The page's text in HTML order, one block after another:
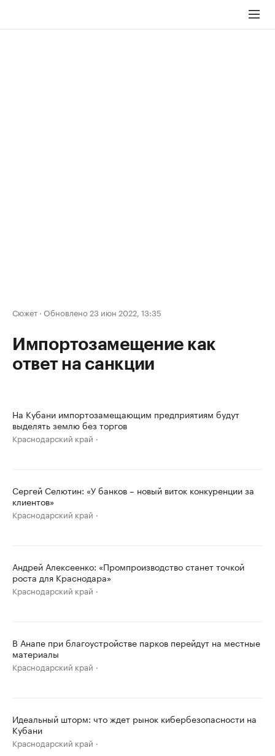
Сюжет · Обновлено 23 июн 2022, 13:35
Импортозамещение как
ответ на санкции
На Кубани импортозамещающим предприятиям будут
выделять землю без торгов
Краснодарский край
Сергей Селютин: «У банков – новый виток конкуренции за
клиентов»
Краснодарский край
Андрей Алексеенко: «Промпроизводство станет точкой
роста для Краснодара»
Краснодарский край
В Анапе при благоустройстве парков перейдут на местные
материалы
Краснодарский край
Идеальный шторм: что ждет рынок кибербезопасности на
Кубани
Краснодарский край